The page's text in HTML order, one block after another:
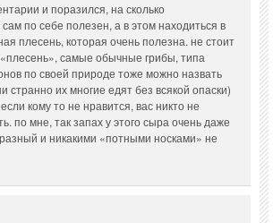
и поразился, на сколько
по себе полезен, а в этом находиться в
плесень, которая очень полезна. не стоит
«плесень», самые обычные грибы, типа
по своей природе тоже можно назвать
странно их многие едят без всякой опаски)
кому то не нравится, вас никто не
по мне, так запах у этого сыра очень даже
и никакими «потными носками» не